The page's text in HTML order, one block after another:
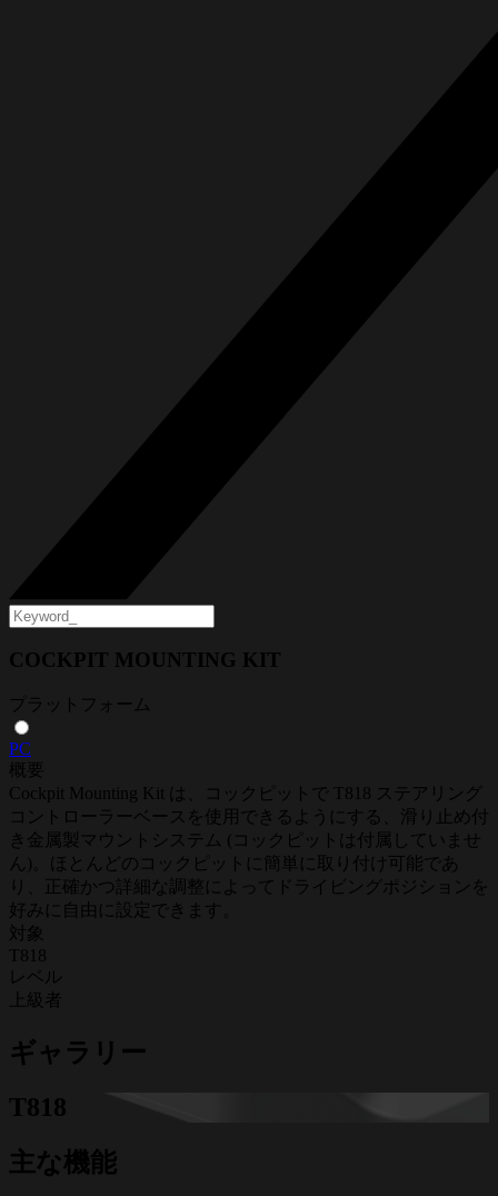
COCKPIT MOUNTING KIT
プラットフォーム
PC
概要
Cockpit Mounting Kit は、コックピットで T818 ステアリング
コントローラーベースを使用できるようにする、滑り止め付
き金属製マウントシステム (コックピットは付属していませ
ん)。ほとんどのコックピットに簡単に取り付け可能であ
り、正確かつ詳細な調整によってドライビングポジションを
好みに自由に設定できます。
対象
T818
レベル
上級者
ギャラリー
T818
主な機能